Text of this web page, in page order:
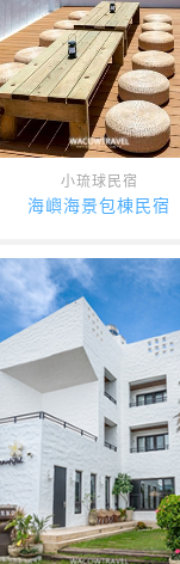
小琉球民宿
海嶼海景包棟民宿